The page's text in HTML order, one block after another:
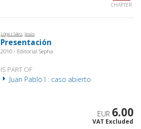
CHAPTER
López Sáez, Jesús
Presentación
2010 - Editorial Sepha
IS PART OF
Juan Pablo I : caso abierto
EUR 6.00
VAT Excluded